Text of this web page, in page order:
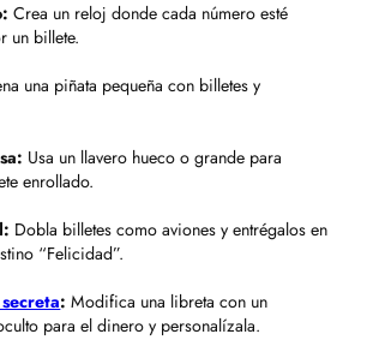
Crea un reloj donde cada número esté
un billete.
una piñata pequeña con billetes y
Usa un llavero hueco o grande para
enrollado.
Dobla billetes como aviones y entrégalos en
“Felicidad”.
: Modifica una libreta con un
para el dinero y personalízala.